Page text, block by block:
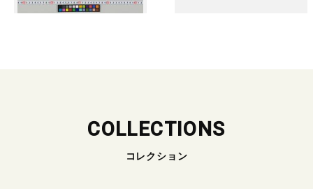
COLLECTIONS
コレクション